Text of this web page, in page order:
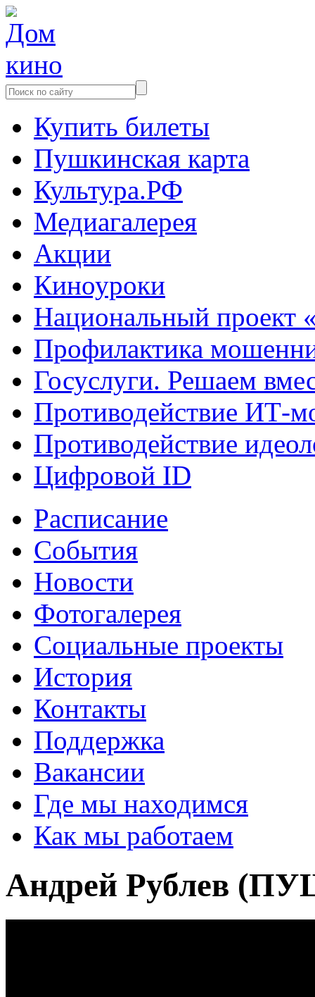
Купить билеты
Пушкинская карта
Культура.РФ
Медиагалерея
Акции
Киноуроки
Национальный проект
Профилактика
Госуслуги. Решаем
Противодействие ИТ-
Противодействие
Цифровой ID
Расписание
События
Новости
Фотогалерея
Социальные проекты
История
Контакты
Поддержка
Вакансии
Где мы находимся
Как мы работаем
Андрей Рублев